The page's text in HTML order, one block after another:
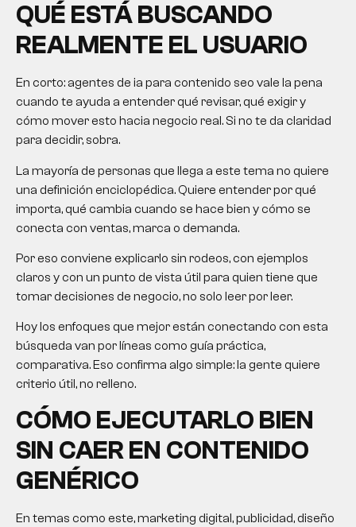
QUÉ ESTÁ BUSCANDO
REALMENTE EL USUARIO
En corto: agentes de ia para contenido seo vale la pena
cuando te ayuda a entender qué revisar, qué exigir y
cómo mover esto hacia negocio real. Si no te da claridad
para decidir, sobra.
La mayoría de personas que llega a este tema no quiere
una definición enciclopédica. Quiere entender por qué
importa, qué cambia cuando se hace bien y cómo se
conecta con ventas, marca o demanda.
Por eso conviene explicarlo sin rodeos, con ejemplos
claros y con un punto de vista útil para quien tiene que
tomar decisiones de negocio, no solo leer por leer.
Hoy los enfoques que mejor están conectando con esta
búsqueda van por líneas como guía práctica,
comparativa. Eso confirma algo simple: la gente quiere
criterio útil, no relleno.
CÓMO EJECUTARLO BIEN
SIN CAER EN CONTENIDO
GENÉRICO
En temas como este, marketing digital, publicidad, diseño